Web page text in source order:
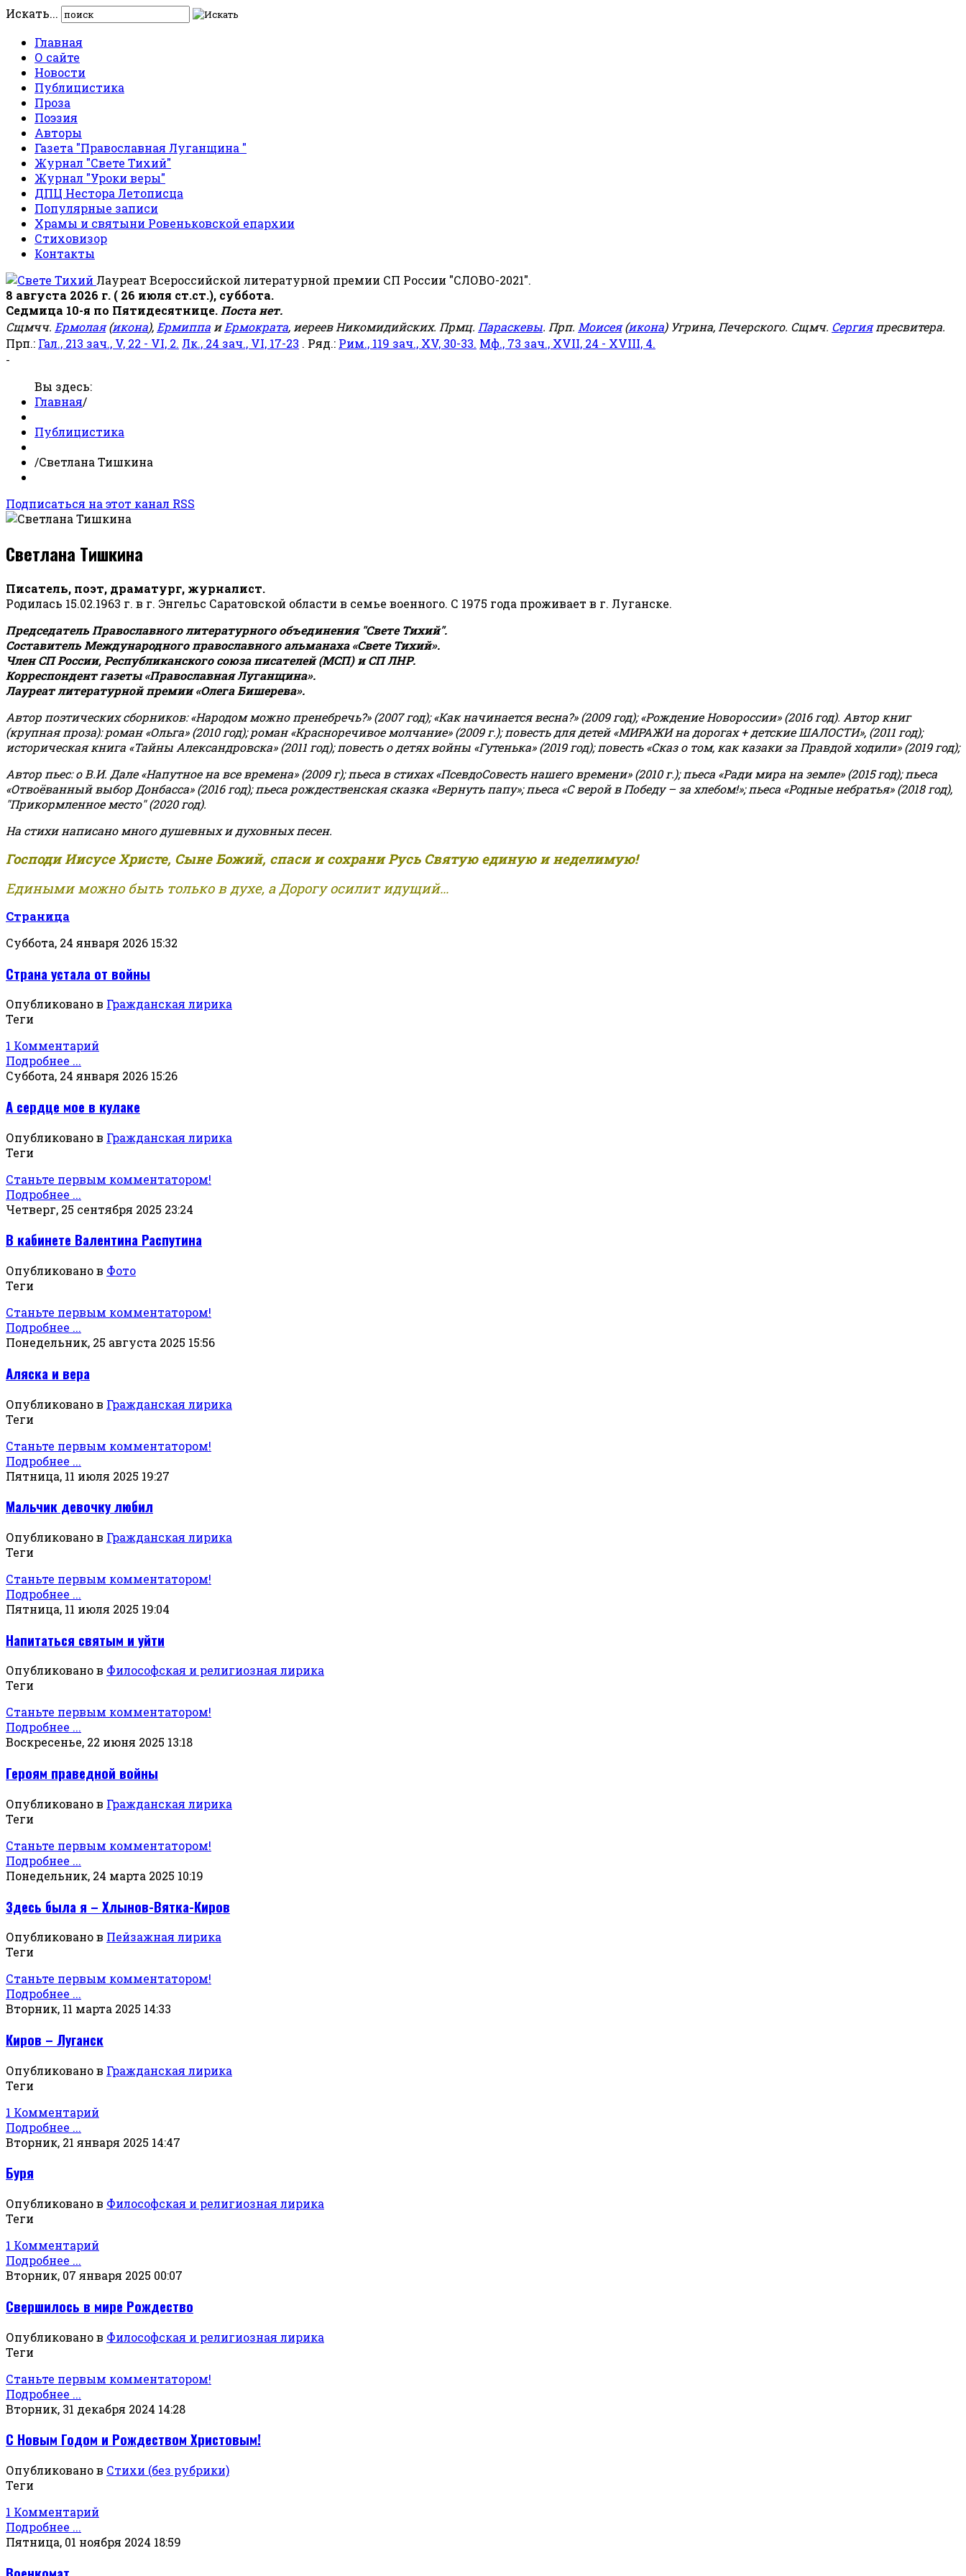
Искать...
Главная
О сайте
Новости
Публицистика
Проза
Поэзия
Авторы
Газета "Православная Луганщина "
Журнал "Свете Тихий"
Журнал "Уроки веры"
ДПЦ Нестора Летописца
Популярные записи
Храмы и святыни Ровеньковской епархии
Стиховизор
Контакты
Лауреат Всероссийской литературной премии СП России "СЛОВО-2021".
8 августа 2026 г. ( 26 июля ст.ст.), суббота.
Седмица 10-я по Пятидесятнице. Поста нет.
Сщмчч. Ермолая(икона), Ермиппа иЕрмократа, иереев Никомидийских. Прмц. Параскевы. Прп. Моисея(икона) Угрина, Печерского. Сщмч. Сергияпресвитера.
Прп.: Гал., 213 зач., V, 22 - VI, 2. Лк., 24 зач., VI, 17-23 . Ряд.: Рим., 119 зач., XV, 30-33. Мф., 73 зач., XVII, 24 - XVIII, 4.
-
Вы здесь:
Главная/
Публицистика
/Светлана Тишкина
Подписаться на этот канал RSS
Светлана Тишкина
Писатель, поэт, драматург, журналист.
Родилась 15.02.1963 г. в г. Энгельс Саратовской области в семье военного. С 1975 года проживает в г. Луганске.
Председатель Православного литературного объединения "Свете Тихий".
Составитель Международного православного альманаха «Свете Тихий».
Член СП России, Республиканского союза писателей (МСП) и СП ЛНР.
Корреспондент газеты «Православная Луганщина».
Лауреат литературной премии «Олега Бишерева».
Автор поэтических сборников: «Народом можно пренебречь?» (2007 год); «Как начинается весна?» (2009 год); «Рождение Новороссии» (2016 год). Автор книг
(крупная проза): роман «Ольга» (2010 год); роман «Красноречивое молчание» (2009 г.); повесть для детей «МИРАЖИ на дорогах + детские ШАЛОСТИ», (2011 год);
историческая книга «Тайны Александровска» (2011 год); повесть о детях войны «Гутенька» (2019 год); повесть «Сказ о том, как казаки за Правдой ходили» (2019 год);
Автор пьес: о В.И. Дале «Напутное на все времена» (2009 г); пьеса в стихах «ПсевдоСовесть нашего времени» (2010 г.); пьеса «Ради мира на земле» (2015 год); пьеса
«Отвоёванный выбор Донбасса» (2016 год); пьеса рождественская сказка «Вернуть папу»; пьеса «С верой в Победу – за хлебом!»;пьеса «Родные небратья» (2018 год),
"Прикормленное место" (2020 год).
На стихи написано много душевных и духовных песен.
Господи Иисусе Христе, Сыне Божий, спаси и сохрани Русь Святую единую и неделимую!
Едиными можно быть только в духе, а Дорогу осилит идущий...
Страница
Суббота, 24 января 2026 15:32
Страна устала от войны
Опубликовано в Гражданская лирика
Теги
1 Комментарий
Подробнее ...
Суббота, 24 января 2026 15:26
А сердце мое в кулаке
Опубликовано в Гражданская лирика
Теги
Станьте первым комментатором!
Подробнее ...
Четверг, 25 сентября 2025 23:24
В кабинете Валентина Распутина
Опубликовано в Фото
Теги
Станьте первым комментатором!
Подробнее ...
Понедельник, 25 августа 2025 15:56
Аляска и вера
Опубликовано в Гражданская лирика
Теги
Станьте первым комментатором!
Подробнее ...
Пятница, 11 июля 2025 19:27
Мальчик девочку любил
Опубликовано в Гражданская лирика
Теги
Станьте первым комментатором!
Подробнее ...
Пятница, 11 июля 2025 19:04
Напитаться святым и уйти
Опубликовано в Философская и религиозная лирика
Теги
Станьте первым комментатором!
Подробнее ...
Воскресенье, 22 июня 2025 13:18
Героям праведной войны
Опубликовано в Гражданская лирика
Теги
Станьте первым комментатором!
Подробнее ...
Понедельник, 24 марта 2025 10:19
Здесь была я – Хлынов-Вятка-Киров
Опубликовано в Пейзажная лирика
Теги
Станьте первым комментатором!
Подробнее ...
Вторник, 11 марта 2025 14:33
Киров – Луганск
Опубликовано в Гражданская лирика
Теги
1 Комментарий
Подробнее ...
Вторник, 21 января 2025 14:47
Буря
Опубликовано в Философская и религиозная лирика
Теги
1 Комментарий
Подробнее ...
Вторник, 07 января 2025 00:07
Свершилось в мире Рождество
Опубликовано в Философская и религиозная лирика
Теги
Станьте первым комментатором!
Подробнее ...
Вторник, 31 декабря 2024 14:28
С Новым Годом и Рождеством Христовым!
Опубликовано в Стихи (без рубрики)
Теги
1 Комментарий
Подробнее ...
Пятница, 01 ноября 2024 18:59